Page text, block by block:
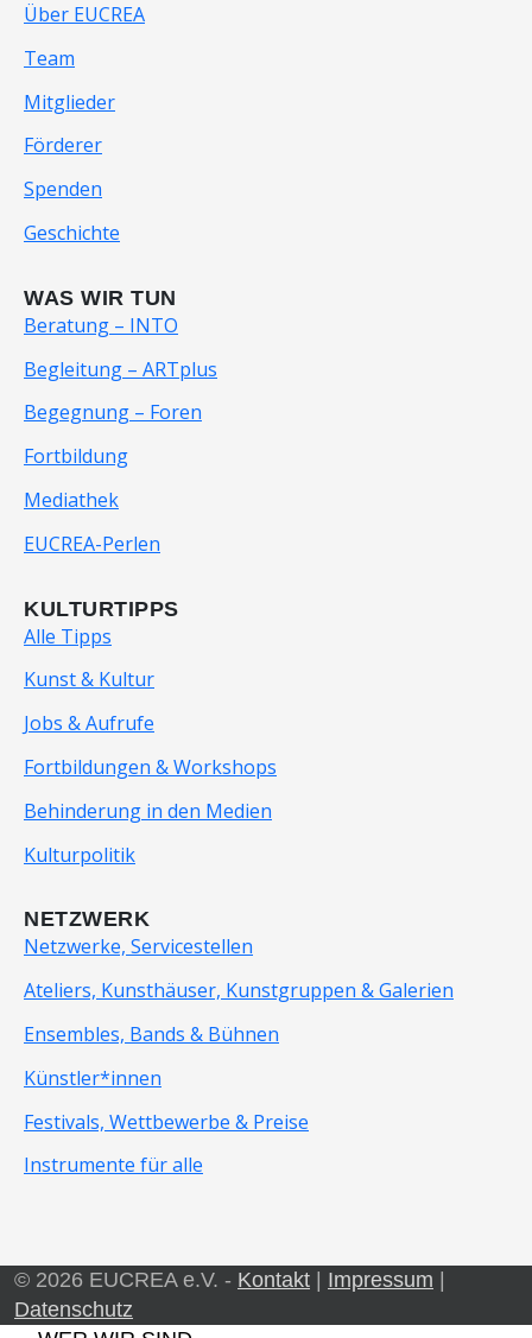
Über EUCREA
Team
Mitglieder
Förderer
Spenden
Geschichte
WAS WIR TUN
Beratung – INTO
Begleitung – ARTplus
Begegnung – Foren
Fortbildung
Mediathek
EUCREA-Perlen
KULTURTIPPS
Alle Tipps
Kunst & Kultur
Jobs & Aufrufe
Fortbildungen & Workshops
Behinderung in den Medien
Kulturpolitik
NETZWERK
Netzwerke, Servicestellen
Ateliers, Kunsthäuser, Kunstgruppen & Galerien
Ensembles, Bands & Bühnen
Künstler*innen
Festivals, Wettbewerbe & Preise
Instrumente für alle
© 2026 EUCREA e.V. - Kontakt Impressum
Datenschutz